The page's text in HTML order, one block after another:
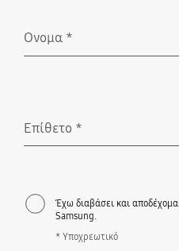
Ονομα *
Επίθετο *
Έχω διαβάσει και
Samsung.
* Υποχρεωτικό